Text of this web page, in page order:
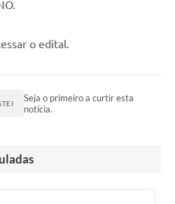
o edital.
Seja o primeiro a curtir esta
notícia.